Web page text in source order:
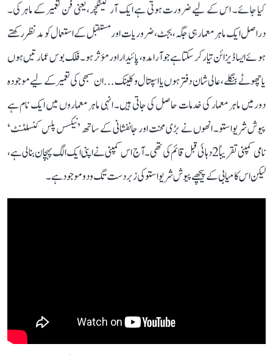
کیا جائے۔ اس کے لیے ضرورت ہوتی ہے ایک آرکیٹکچر، یعنی فن تعمیر کے ماہر کی۔
دراصل ایک ماہر معمار ہی جگہ، بجٹ، ضروریات اور مستقبل کے استعمال کو مدنظر رکھتے
ہوئے ایسا ڈیزائن تیار کر سکتا ہے جو آرامدہ، پائیدار اور مؤثر ہو۔ فلک بوس عمارتیں ہوں
یا چھوٹے بنگلے، عالی شان دفتر ہوں یا اسپتال و کلینک... ان سبھی کی تعمیر کے لیے موجودہ
دور میں ماہر معمار کی خدمات حاصل کی جاتی ہیں۔ انہی ماہر معماروں میں ایک نام ہے
پیوش شریواستو۔ انھوں نے بڑی محنت اور جانفشانی کے ساتھ ’نیکسس پلس کنسلٹنٹ‘
نامی کمپنی تقریباً 2 دہائی قبل قائم کی تھی۔ آج اس کمپنی نے اپنی ایک الگ پہچان بنا لی ہے،
لیکن اس کامیابی کے پیچھے پیوش شریواستو کی زبردست تگ و دو موجود ہے۔